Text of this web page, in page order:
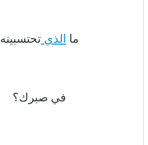
ما الذي تحتسبينه
في صبرك؟